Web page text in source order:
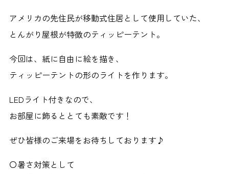
アメリカの先住民が移動式住居として使用していた、
とんがり屋根が特徴のティッピーテント。
今回は、紙に自由に絵を描き、
ティッピーテントの形のライトを作ります。
LEDライト付きなので、
お部屋に飾るととても素敵です！
ぜひ皆様のご来場をお待ちしております♪
〇暑さ対策として